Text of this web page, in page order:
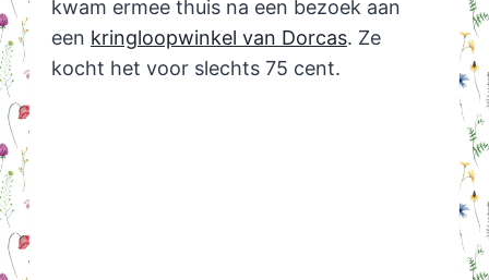
kwam ermee thuis na een bezoek aan
een kringloopwinkel van Dorcas. Ze
kocht het voor slechts 75 cent.